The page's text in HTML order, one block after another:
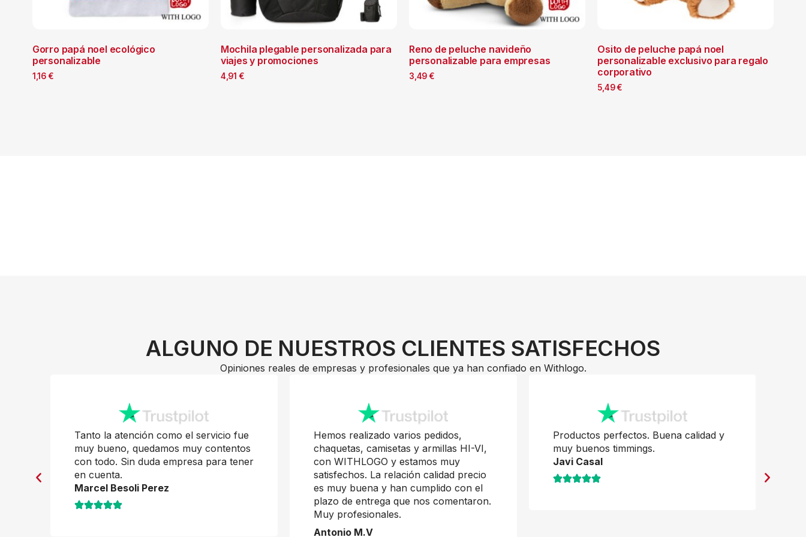
Gorro papá noel ecológico
personalizable
1,16 €
Mochila plegable personalizada para
viajes y promociones
4,91 €
Reno de peluche navideño
personalizable para empresas
3,49 €
Osito de peluche papá noel
personalizable exclusivo para regalo
corporativo
5,49€
ALGUNO DE NUESTROS CLIENTES SATISFECHOS
Opiniones reales de empresas y profesionales que ya han confiado en Withlogo.
Tanto la atención como el servicio fue
muy bueno, quedamos muy contentos
con todo. Sin duda empresa para tener
en cuenta.
Marcel Besoli Perez
Hemos realizado varios pedidos,
chaquetas, camisetas y armillas HI-VI,
con WITHLOGO y estamos muy
satisfechos. La relación calidad precio
es muy buena y han cumplido con el
plazo de entrega que nos comentaron.
Muy profesionales.
Antonio M.V
Productos perfectos. Buena calidad y
muy buenos timmings.
Javi Casal